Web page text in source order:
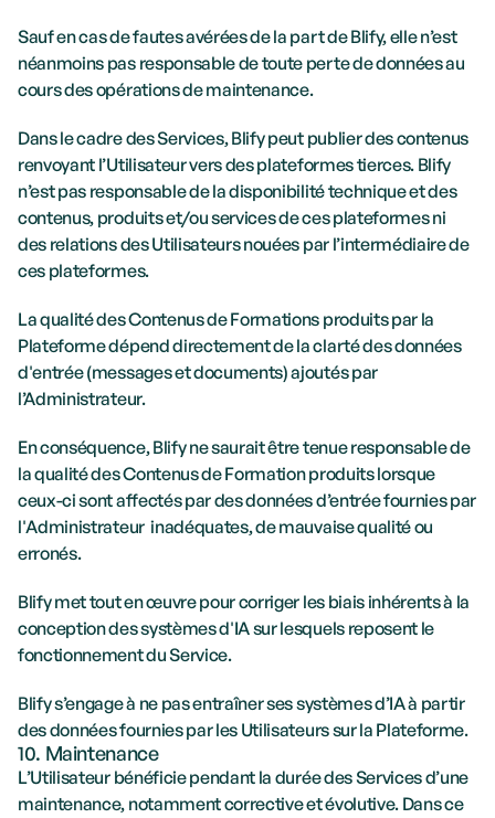
Sauf en cas de fautes avérées de la part de Blify, elle n’est
néanmoins pas responsable de toute perte de données au
cours des opérations de maintenance.
Dans le cadre des Services, Blify peut publier des contenus
renvoyant l’Utilisateur vers des plateformes tierces. Blify
n’est pas responsable de la disponibilité technique et des
contenus, produits et/ou services de ces plateformes ni
des relations des Utilisateurs nouées par l’intermédiaire de
ces plateformes.
La qualité des Contenus de Formations produits par la
Plateforme dépend directement de la clarté des données
d'entrée (messages et documents) ajoutés par
l’Administrateur.
En conséquence, Blify ne saurait être tenue responsable de
la qualité des Contenus de Formation produits lorsque
ceux-ci sont affectés par des données d’entrée fournies par
l'Administrateur  inadéquates, de mauvaise qualité ou
erronés.
Blify met tout en œuvre pour corriger les biais inhérents à la
conception des systèmes d'IA sur lesquels reposent le
fonctionnement du Service.
Blify s’engage à ne pas entraîner ses systèmes d’IA à partir
des données fournies par les Utilisateurs sur la Plateforme.
10. Maintenance
L’Utilisateur bénéficie pendant la durée des Services d’une
maintenance, notamment corrective et évolutive. Dans ce